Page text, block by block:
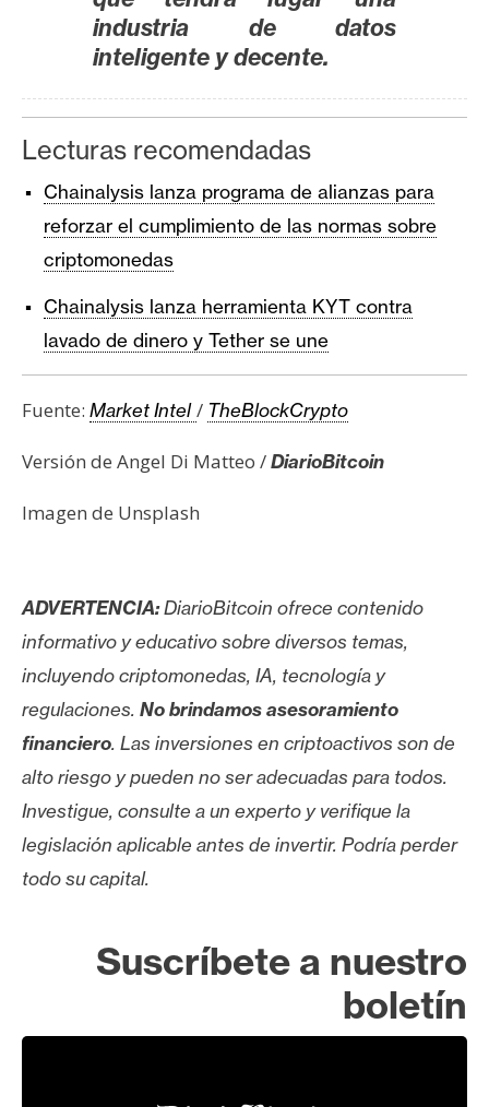
industria de datos
inteligente y decente.
Lecturas recomendadas
Chainalysis lanza programa de alianzas para
reforzar el cumplimiento de las normas sobre
criptomonedas
Chainalysis lanza herramienta KYT contra
lavado de dinero y Tether se une
Fuente: Market Intel / TheBlockCrypto
Versión de Angel Di Matteo /DiarioBitcoin
Imagen de Unsplash
ADVERTENCIA:DiarioBitcoin ofrece contenido
informativo y educativo sobre diversos temas,
incluyendo criptomonedas, IA, tecnología y
regulaciones. No brindamos asesoramiento
financiero. Las inversiones en criptoactivos son de
alto riesgo y pueden no ser adecuadas para todos.
Investigue, consulte a un experto y verifique la
legislación aplicable antes de invertir. Podría perder
todo su capital.
Suscríbete a nuestro
boletín